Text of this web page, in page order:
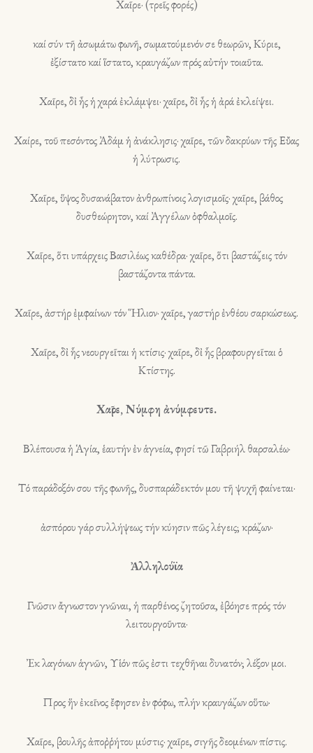
Χαῖρε· (τρεῖς φορές)
καί σύν τῆ ἀσωμάτω φωνῆ, σωματούμενόν σε θεωρῶν, Κύριε,
ἐξίστατο καί ἵστατο, κραυγάζων πρός αὐτήν τοιαῦτα.
Χαῖρε, δἰ ἦς ἡ χαρά ἐκλάμψει· χαῖρε, δἰ ἦς ἡ ἀρά ἐκλείψει.
Χαίρε, τοῦ πεσόντος Ἀδάμ ἡ ἀνάκλησις· χαῖρε, τῶν δακρύων τῆς Εὔας
ἡ λύτρωσις.
Χαῖρε, ὕψος δυσανάβατον ἀνθρωπίνοις λογισμοῖς· χαῖρε, βάθος
δυσθεώρητον, καί Ἀγγέλων ὀφθαλμοῖς.
Χαῖρε, ὅτι υπάρχεις Βασιλέως καθέδρα· χαῖρε, ὅτι βαστάζεις τόν
βαστάζοντα πάντα.
Χαῖρε, ἀστήρ ἐμφαίνων τόν Ἥλιον· χαῖρε, γαστήρ ἐνθέου σαρκώσεως.
Χαῖρε, δἰ ἧς νεουργεῖται ἡ κτίσις· χαῖρε, δἰ ἧς βραφουργεῖται ὁ
Κτίστης.
Χαῖρε, Νύμφη ἀνύμφευτε.
Βλέπουσα ἡ Ἁγία, ἑαυτήν ἐν ἁγνεία, φησί τῶ Γαβριήλ θαρσαλέω·
Τό παράδοξόν σου τῆς φωνῆς, δυσπαράδεκτόν μου τῆ ψυχῆ φαίνεται·
ἀσπόρου γάρ συλλήψεως τήν κύησιν πῶς λέγεις; κράζων·
Ἀλληλούϊα
Γνῶσιν ἄγνωστον γνῶναι, ἡ παρθένος ζητοῦσα, ἐβόησε πρός τόν
λειτουργοῦντα·
Ἐκ λαγόνων ἁγνῶν, Υἱόν πῶς ἐστι τεχθῆναι δυνατόν; λέξον μοι.
Προς ἥν ἐκεῖνος ἔφησεν ἐν φόφω, πλήν κραυγάζων οὕτω·
Χαῖρε, βουλῆς ἀποῤῥήτου μύστις· χαῖρε, σιγῆς δεομένων πίστις.